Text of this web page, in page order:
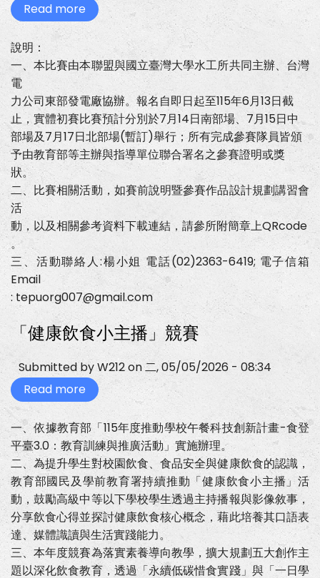
Read more about
2026
第
屆
全
國
中
職
大
專
小
水
力
電
比
說明：
一、本比賽由本聯盟與國立臺灣大學水工所共同主辦、台灣
電
力公司東部發電廠協辦。報名自即日起至115年6月13日截
止，實體初賽比賽預計分別於7月14日南部場、7月15日中
部場及7月17日北部場(暫訂)舉行；所有完成參賽隊員皆頒
予由教育部等主辦與指導單位聯合署名之參賽證明或獎
狀。
二、比賽相關活動，如賽前說明暨參賽作品設計規劃講習會
活
動，以及相關參考資料下載連結，請參所附簡章上QRcode
。
三、活動聯絡人:楊小姐 電話(02)2363-6419; 電子信箱
Email
: tepuorg007@gmail.com
「健康飲食小主播」競賽
Submitted byW212on二, 05/05/2026 - 08:34
Read more about
「健
飲
食
小
主
播」
競
賽
一、依據教育部「115年度推動學校午餐科技創新計畫-食登
平臺3.0：教育訓練與推廣活動」實施辦理。
二、為提升學生對校園飲食、食品安全與健康飲食的認識，
教育部國民及學前教育署持續推動「健康飲食小主播」活
動，鼓勵高級中等以下學校學生透過主持播報與影像敘事，
分享飲食心得並探討健康飲食核心概念，藉此培養其口語表
達、媒體識讀與生活實踐能力。
三、本年度競賽為落實素養導向教學，擴大規劃五大創作主
題以深化飲食教育，透過「永續低碳惜食實踐」與「一日學